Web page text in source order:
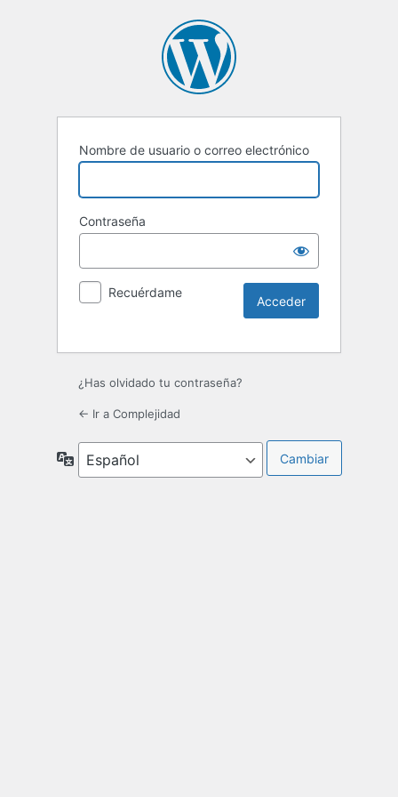
Nombre de usuario o correo electrónico
Contraseña
Recuérdame
¿Has olvidado tu contraseña?
← Ir a Complejidad
Idioma